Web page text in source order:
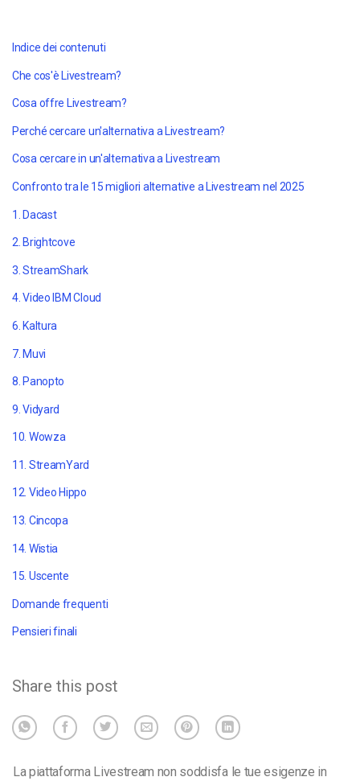
Indice dei contenuti
Che cos'è Livestream?
Cosa offre Livestream?
Perché cercare un'alternativa a Livestream?
Cosa cercare in un'alternativa a Livestream
Confronto tra le 15 migliori alternative a Livestream nel 2025
1. Dacast
2. Brightcove
3. StreamShark
4. Video IBM Cloud
6. Kaltura
7. Muvi
8. Panopto
9. Vidyard
10. Wowza
11. StreamYard
12. Video Hippo
13. Cincopa
14. Wistia
15. Uscente
Domande frequenti
Pensieri finali
Share this post
La piattaforma Livestream non soddisfa le tue esigenze in